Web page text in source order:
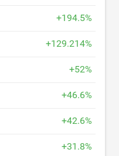
+194.5%
+129.214%
+52%
+46.6%
+42.6%
+31.8%